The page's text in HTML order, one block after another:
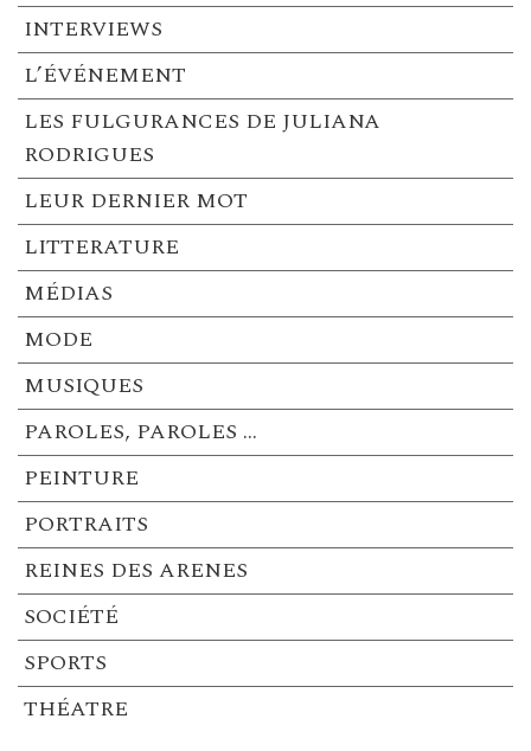
INTERVIEWS
L’ÉVÉNEMENT
LES FULGURANCES DE JULIANA
RODRIGUES
LEUR DERNIER MOT
LITTERATURE
MÉDIAS
MODE
MUSIQUES
PAROLES, PAROLES …
PEINTURE
PORTRAITS
REINES DES ARENES
SOCIÉTÉ
SPORTS
THÉATRE